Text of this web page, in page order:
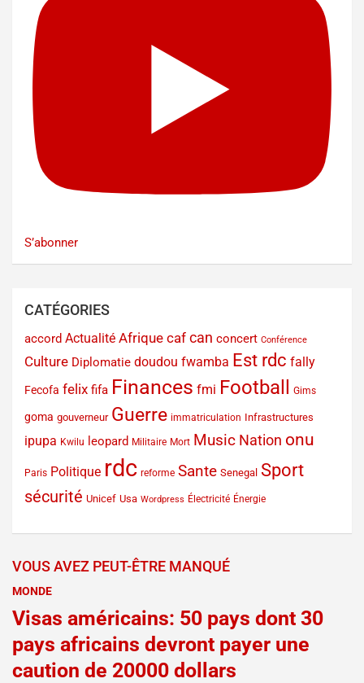
S’abonner
CATÉGORIES
accord Actualité Afrique caf can concert Conférence
Culture Diplomatie doudou fwamba Est rdc fally
Fecofa felix fifa Finances fmi Football Gims
goma gouverneur Guerre immatriculation Infrastructures
ipupa Kwilu leopard Militaire Mort Music Nation onu
Paris Politique rdc reforme Sante Senegal Sport
sécurité Unicef Usa Wordpress Électricité Énergie
VOUS AVEZ PEUT-ÊTRE MANQUÉ
MONDE
Visas américains: 50 pays dont 30
pays africains devront payer une
caution de 20000 dollars